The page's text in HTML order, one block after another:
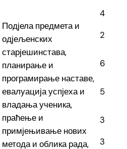
Подјела предмета и
одјељенских
старјешинстава,
планирање и
програмирање наставе,
евалуација успјеха и
владања ученика,
праћење и
примјењивање нових
метода и облика рада,
4
2
6
5
3
3